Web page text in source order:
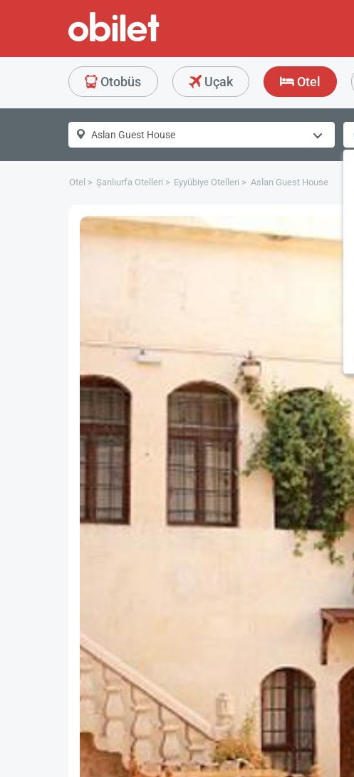
Otobüs Uçak Otel
Otel Şanlıurfa Otelleri Eyyübiye Otelleri Aslan Guest House